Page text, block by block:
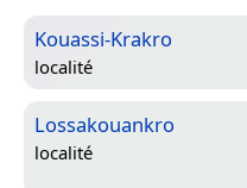
Kouassi-Krakro
localité
Lossakouankro
localité